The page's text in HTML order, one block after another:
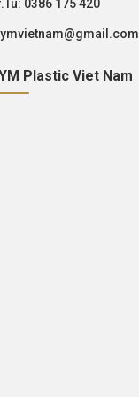
0386 175 420
Plastic Viet Nam